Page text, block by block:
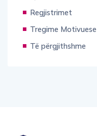
Regjistrimet
Tregime Motivuese
Të përgjithshme